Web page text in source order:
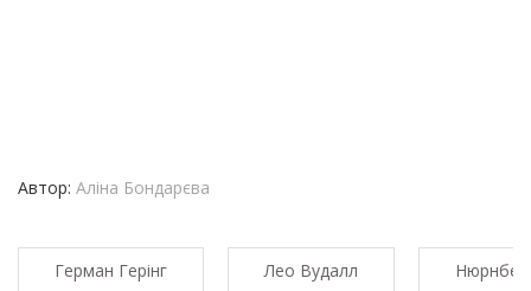
Автор: Аліна Бондарєва
Герман Герінг Лео Вудалл